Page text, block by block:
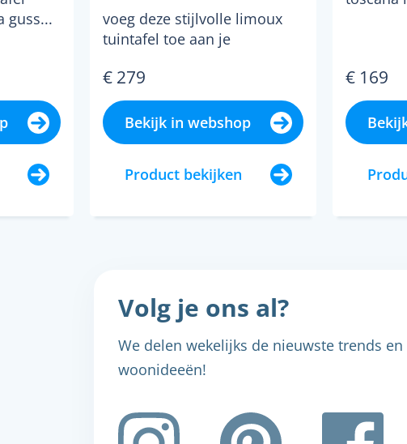
guss...
voeg deze stijlvolle limoux
tuintafel toe aan je
charmante setting voor ...
€ 279
Bekijk in webshop
Product bekijken
€ 169
Volg je ons al?
We delen wekelijks de nieuwste trends
woonideeën!